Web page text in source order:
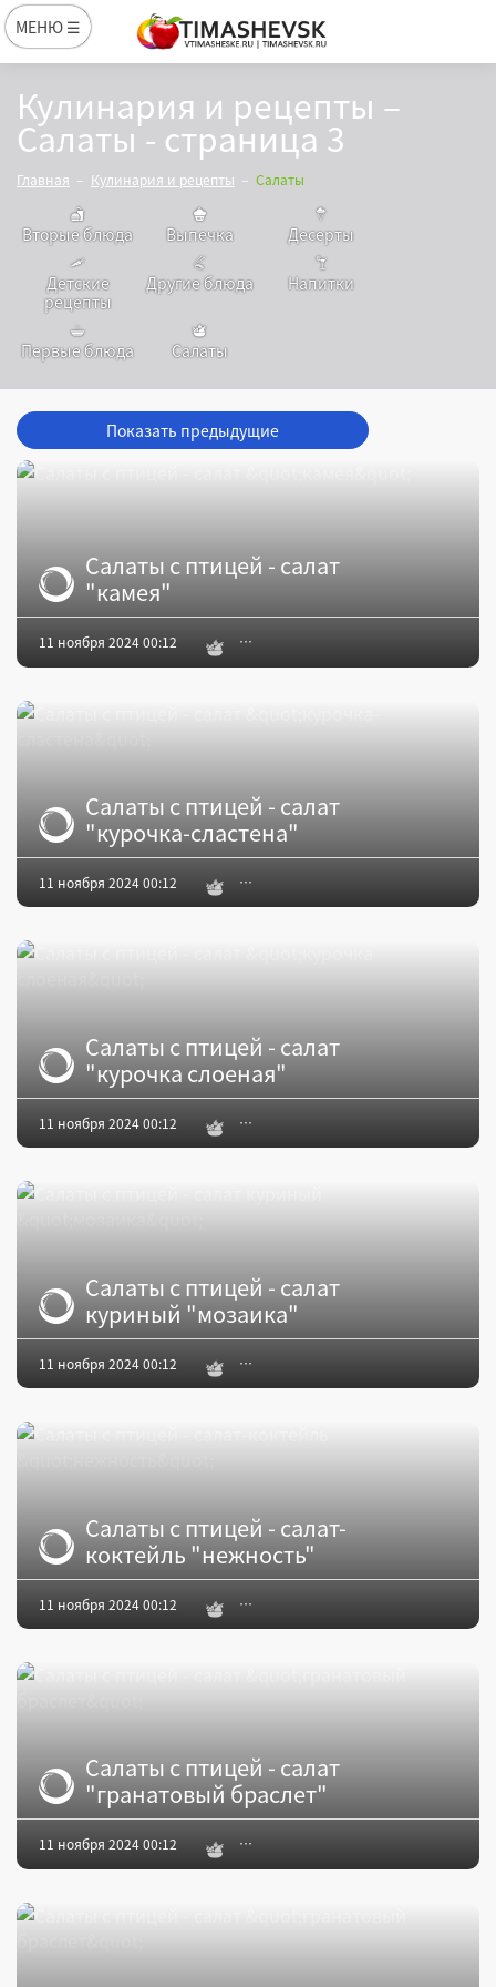
МЕНЮ ☰
Кулинария и рецепты –
Салаты - страница 3
Главная Кулинария и рецепты Салаты
Вторые блюда Выпечка Десерты
Детские
рецепты
Другие блюда Напитки
Первые блюда Салаты
Показать предыдущие
Салаты с птицей - салат
"камея"
11 ноября 2024 00:12
Салаты с птицей - салат
"курочка-сластена"
11 ноября 2024 00:12
Салаты с птицей - салат
"курочка слоеная"
11 ноября 2024 00:12
Салаты с птицей - салат
куриный "мозаика"
11 ноября 2024 00:12
Салаты с птицей - салат-
коктейль "нежность"
11 ноября 2024 00:12
Салаты с птицей - салат
"гранатовый браслет"
11 ноября 2024 00:12